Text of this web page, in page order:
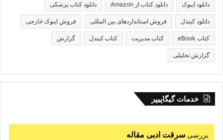
دانلود ایبوک دانلود کتاب از Amazon دانلود کتاب پزشکی
دانلود کیندل فروش استانداردهای بین المللی فروش ایبوک خارجی
کتاب eBook کتاب مدیریت کتاب کیندل گزارش
گزارش تحلیلی
خدمات گیگاپیپر
بررسی سرقت ادبی مقاله